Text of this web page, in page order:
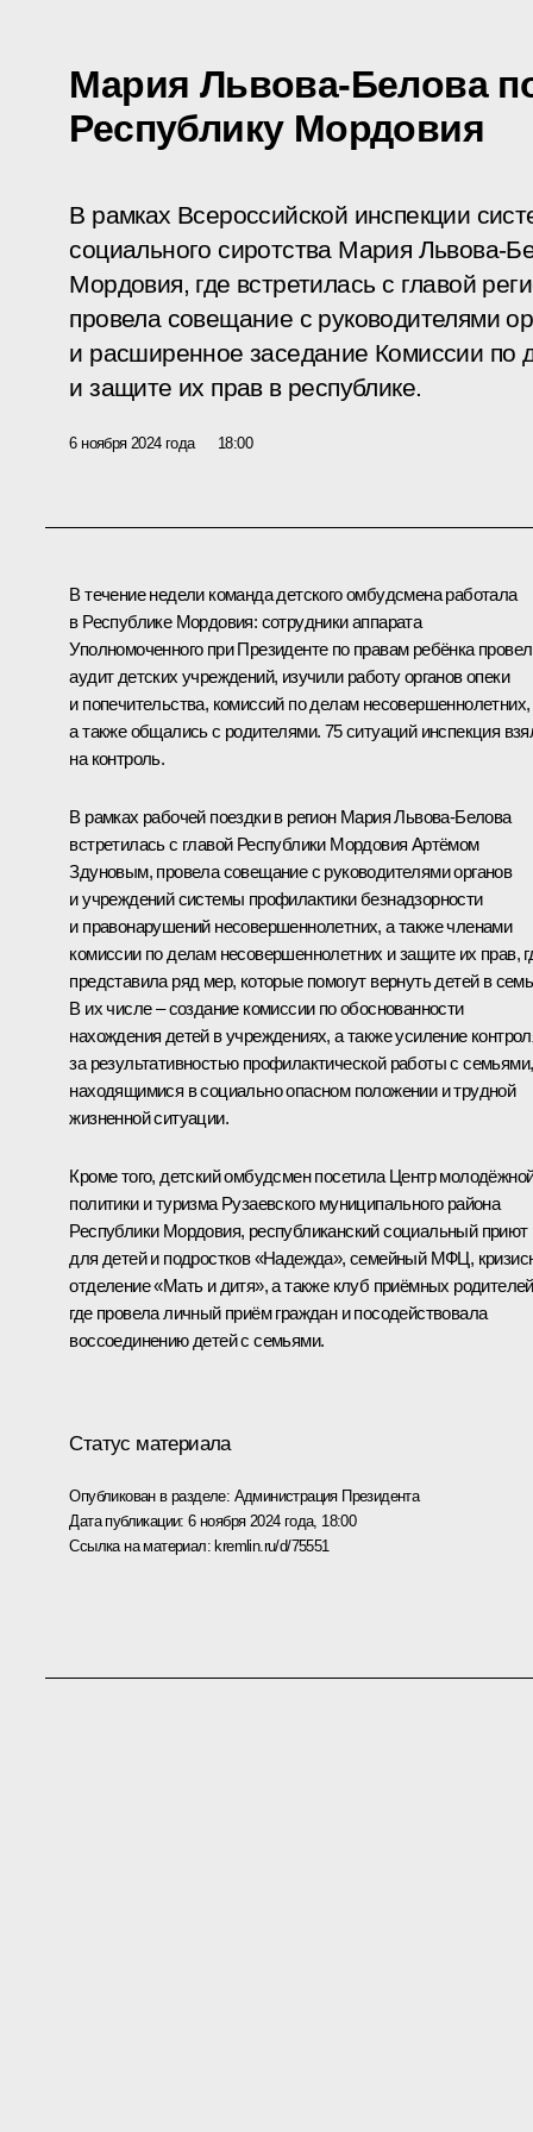
Мария Львова-Белова
Республику Мордовия
В рамках Всероссийской инспекции
социального сиротства Мария Львова-
Мордовия, где встретилась с главой
провела совещание с руководителями
и расширенное заседание Комиссии по
и защите их прав в республике.
6 ноября 2024 года 18:00
В течение недели команда детского омбудсмена работала
в Республике Мордовия: сотрудники аппарата
Уполномоченного при Президенте по правам ребёнка
аудит детских учреждений, изучили работу органов опеки
и попечительства, комиссий по делам несовершеннолетних,
а также общались с родителями. 75 ситуаций инспекция
на контроль.
В рамках рабочей поездки в регион Мария Львова-Белова
встретилась с главой Республики Мордовия Артёмом
Здуновым, провела совещание с руководителями органов
и учреждений системы профилактики безнадзорности
и правонарушений несовершеннолетних, а также членами
комиссии по делам несовершеннолетних и защите их прав,
представила ряд мер, которые помогут вернуть детей в
В их числе – создание комиссии по обоснованности
нахождения детей в учреждениях, а также усиление
за результативностью профилактической работы с семьями,
находящимися в социально опасном положении и трудной
жизненной ситуации.
Кроме того, детский омбудсмен посетила Центр
политики и туризма Рузаевского муниципального района
Республики Мордовия, республиканский социальный приют
для детей и подростков «Надежда», семейный МФЦ,
отделение «Мать и дитя», а также клуб приёмных
где провела личный приём граждан и посодействовала
воссоединению детей с семьями.
Статус материала
Опубликован в разделе: Администрация Президента
Дата публикации:6 ноября 2024 года, 18:00
Ссылка на материал: kremlin.ru/d/75551